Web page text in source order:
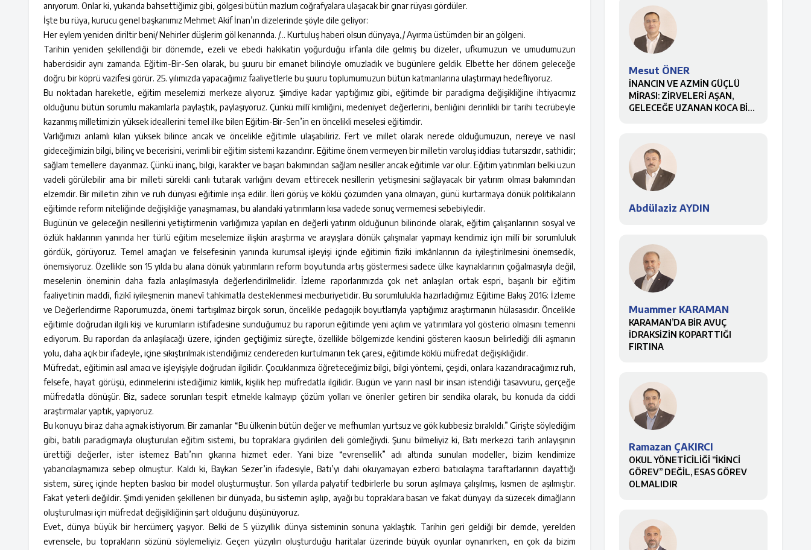
anıyorum. Onlar ki, yukarıda bahsettiğimiz gibi, gölgesi bütün mazlum coğrafyalara ulaşacak bir çınar rüyası gördüler.
İşte bu rüya, kurucu genel başkanımız Mehmet Akif İnan’ın dizelerinde şöyle dile geliyor:
Her eylem yeniden diriltir beni/ Nehirler düşlerim göl kenarında. /… Kurtuluş haberi olsun dünyaya,/ Ayırma üstümden bir an gölgeni.
Tarihin yeniden şekillendiği bir dönemde, ezeli ve ebedi hakikatin yoğurduğu irfanla dile gelmiş bu dizeler, ufkumuzun ve umudumuzun
habercisidir aynı zamanda. Eğitim-Bir-Sen olarak, bu şuuru bir emanet bilinciyle omuzladık ve bugünlere geldik. Elbette her dönem geleceğe
doğru bir köprü vazifesi görür. 25. yılımızda yapacağımız faaliyetlerle bu şuuru toplumumuzun bütün katmanlarına ulaştırmayı hedefliyoruz.
Bu noktadan hareketle, eğitim meselemizi merkeze alıyoruz. Şimdiye kadar yaptığımız gibi, eğitimde bir paradigma değişikliğine ihtiyacımız
olduğunu bütün sorumlu makamlarla paylaştık, paylaşıyoruz. Çünkü millî kimliğini, medeniyet değerlerini, benliğini derinlikli bir tarihi tecrübeyle
kazanmış milletimizin yüksek ideallerini temel ilke bilen Eğitim-Bir-Sen’in en öncelikli meselesi eğitimdir.
Varlığımızı anlamlı kılan yüksek bilince ancak ve öncelikle eğitimle ulaşabiliriz. Fert ve millet olarak nerede olduğumuzun, nereye ve nasıl
gideceğimizin bilgi, bilinç ve becerisini, verimli bir eğitim sistemi kazandırır. Eğitime önem vermeyen bir milletin varoluş iddiası tutarsızdır, sathidir;
sağlam temellere dayanmaz. Çünkü inanç, bilgi, karakter ve başarı bakımından sağlam nesiller ancak eğitimle var olur. Eğitim yatırımları belki uzun
vadeli görülebilir ama bir milleti sürekli canlı tutarak varlığını devam ettirecek nesillerin yetişmesini sağlayacak bir yatırım olması bakımından
elzemdir. Bir milletin zihin ve ruh dünyası eğitimle inşa edilir. İleri görüş ve köklü çözümden yana olmayan, günü kurtarmaya dönük politikaların
eğitimde reform niteliğinde değişikliğe yanaşmaması, bu alandaki yatırımların kısa vadede sonuç vermemesi sebebiyledir.
Bugünün ve geleceğin nesillerini yetiştirmenin varlığımıza yapılan en değerli yatırım olduğunun bilincinde olarak, eğitim çalışanlarının sosyal ve
özlük haklarının yanında her türlü eğitim meselemize ilişkin araştırma ve arayışlara dönük çalışmalar yapmayı kendimiz için millî bir sorumluluk
gördük, görüyoruz. Temel amaçları ve felsefesinin yanında kurumsal işleyişi içinde eğitimin fiziki imkânlarının da iyileştirilmesini önemsedik,
önemsiyoruz. Özellikle son 15 yılda bu alana dönük yatırımların reform boyutunda artış göstermesi sadece ülke kaynaklarının çoğalmasıyla değil,
meselenin öneminin daha fazla anlaşılmasıyla değerlendirilmelidir. İzleme raporlarımızda çok net anlaşılan ortak espri, başarılı bir eğitim
faaliyetinin maddî, fizikî iyileşmenin manevî tahkimatla desteklenmesi mecburiyetidir. Bu sorumlulukla hazırladığımız Eğitime Bakış 2016: İzleme
ve Değerlendirme Raporumuzda, önemi tartışılmaz birçok sorun, öncelikle pedagojik boyutlarıyla yaptığımız araştırmanın hülasasıdır. Öncelikle
eğitimle doğrudan ilgili kişi ve kurumların istifadesine sunduğumuz bu raporun eğitimde yeni açılım ve yatırımlara yol gösterici olmasını temenni
ediyorum. Bu rapordan da anlaşılacağı üzere, içinden geçtiğimiz süreçte, özellikle bölgemizde kendini gösteren kaosun belirlediği dili aşmanın
yolu, daha açık bir ifadeyle, içine sıkıştırılmak istendiğimiz cendereden kurtulmanın tek çaresi, eğitimde köklü müfredat değişikliğidir.
Müfredat, eğitimin asıl amacı ve işleyişiyle doğrudan ilgilidir. Çocuklarımıza öğreteceğimiz bilgi, bilgi yöntemi, çeşidi, onlara kazandıracağımız ruh,
felsefe, hayat görüşü, edinmelerini istediğimiz kimlik, kişilik hep müfredatla ilgilidir. Bugün ve yarın nasıl bir insan istendiği tasavvuru, gerçeğe
müfredatla dönüşür. Biz, sadece sorunları tespit etmekle kalmayıp çözüm yolları ve öneriler getiren bir sendika olarak, bu konuda da ciddi
araştırmalar yaptık, yapıyoruz.
Bu konuyu biraz daha açmak istiyorum. Bir zamanlar “Bu ülkenin bütün değer ve mefhumları yurtsuz ve gök kubbesiz bırakıldı.” Girişte söylediğim
gibi, batılı paradigmayla oluşturulan eğitim sistemi, bu topraklara giydirilen deli gömleğiydi. Şunu bilmeliyiz ki, Batı merkezci tarih anlayışının
ürettiği değerler, ister istemez Batı’nın çıkarına hizmet eder. Yani bize “evrensellik” adı altında sunulan modeller, bizim kendimize
yabancılaşmamıza sebep olmuştur. Kaldı ki, Baykan Sezer’in ifadesiyle, Batı’yı dahi okuyamayan ezberci batıcılaşma taraftarlarının dayattığı
sistem, süreç içinde hepten baskıcı bir model oluşturmuştur. Son yıllarda palyatif tedbirlerle bu sorun aşılmaya çalışılmış, kısmen de aşılmıştır.
Fakat yeterli değildir. Şimdi yeniden şekillenen bir dünyada, bu sistemin aşılıp, ayağı bu topraklara basan ve fakat dünyayı da süzecek dimağların
oluşturulması için müfredat değişikliğinin şart olduğunu düşünüyoruz.
Evet, dünya büyük bir hercümerç yaşıyor. Belki de 5 yüzyıllık dünya sisteminin sonuna yaklaştık. Tarihin geri geldiği bir demde, yerelden
evrensele, bu toprakların sözünü söylemeliyiz. Geçen yüzyılın oluşturduğu haritalar üzerinde büyük oyunlar oynanırken, en çok da bizim
Mesut ÖNER
İNANCIN VE AZMİN GÜÇLÜ
MİRASI: ZİRVELERİ AŞAN,
GELECEĞE UZANAN KOCA BİR
Abdülaziz AYDIN
Muammer KARAMAN
KARAMAN’DA BİR AVUÇ
İDRAKSİZİN KOPARTTIĞI
FIRTINA
Ramazan ÇAKIRCI
OKUL YÖNETİCİLİĞİ “İKİNCİ
GÖREV” DEĞİL, ESAS GÖREV
OLMALIDIR